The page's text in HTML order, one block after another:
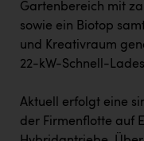
Gartenbereich mit
sowie ein Biotop
und Kreativraum
22-kW-Schnell-
Aktuell erfolgt eine
der Firmenflotte auf